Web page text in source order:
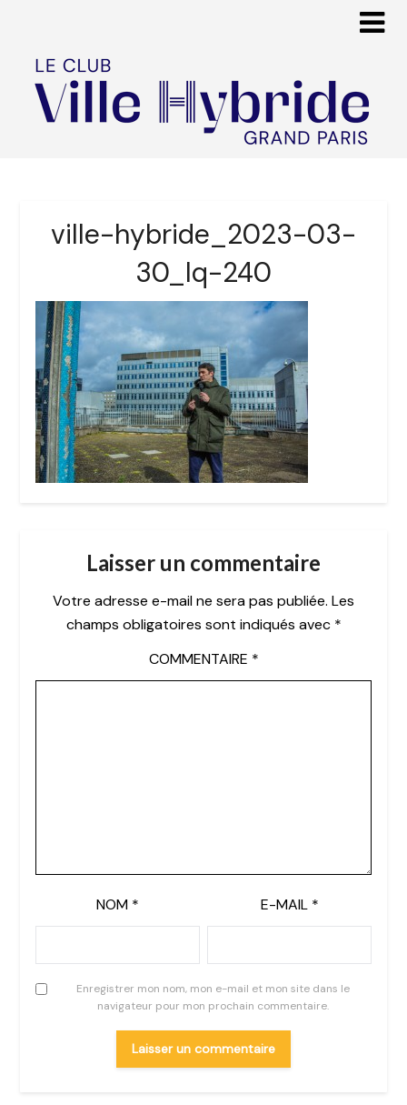
ville-hybride_2023-03-
30_lq-240
Laisser un commentaire
Votre adresse e-mail ne sera pas publiée. Les
champs obligatoires sont indiqués avec *
COMMENTAIRE *
NOM * E-MAIL *
Enregistrer mon nom, mon e-mail et mon site dans le
navigateur pour mon prochain commentaire.